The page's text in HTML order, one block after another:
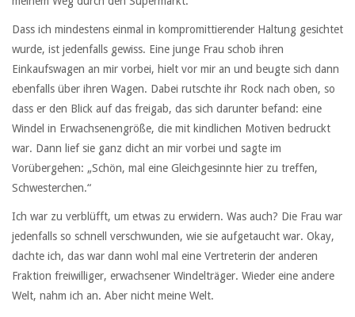
Dass ich mindestens einmal in kompromittierender Haltung gesichtet
wurde, ist jedenfalls gewiss. Eine junge Frau schob ihren
Einkaufswagen an mir vorbei, hielt vor mir an und beugte sich dann
ebenfalls über ihren Wagen. Dabei rutschte ihr Rock nach oben, so
dass er den Blick auf das freigab, das sich darunter befand: eine
Windel in Erwachsenengröße, die mit kindlichen Motiven bedruckt
war. Dann lief sie ganz dicht an mir vorbei und sagte im
Vorübergehen: „Schön, mal eine Gleichgesinnte hier zu treffen,
Schwesterchen.“
Ich war zu verblüfft, um etwas zu erwidern. Was auch? Die Frau war
jedenfalls so schnell verschwunden, wie sie aufgetaucht war. Okay,
dachte ich, das war dann wohl mal eine Vertreterin der anderen
Fraktion freiwilliger, erwachsener Windelträger. Wieder eine andere
Welt, nahm ich an. Aber nicht meine Welt.